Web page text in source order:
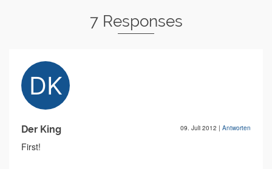
7 Responses
Der King 09. Juli 2012 | Antworten
First!